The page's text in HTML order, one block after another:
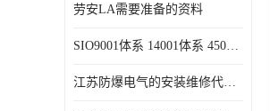
劳安LA需要准备的资料
SIO9001体系 14001体系 45001体系认证咨询
江苏防爆电气的安装维修代理代办